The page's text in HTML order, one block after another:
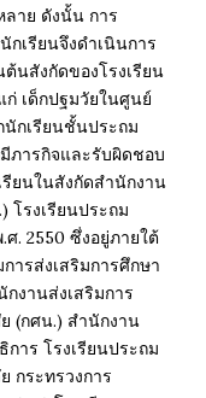
าย ดังนั้น การ
เรียนจึงดำเนินการ
นสังกัดของโรงเรียน
เด็กปฐมวัยในศูนย์
นักเรียนชั้นประถม
ภารกิจและรับผิดชอบ
ยนในสังกัดสำนักงาน
โรงเรียนประถม
ศ. 2550 ซึ่งอยู่ภายใต้
ารส่งเสริมการศึกษา
งานส่งเสริมการ
(กศน.) สำนักงาน
าร โรงเรียนประถม
กระทรวงการ